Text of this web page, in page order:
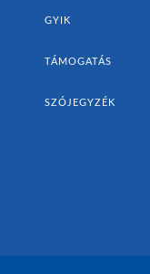
GYIK
TÁMOGATÁS
SZÓJEGYZÉK